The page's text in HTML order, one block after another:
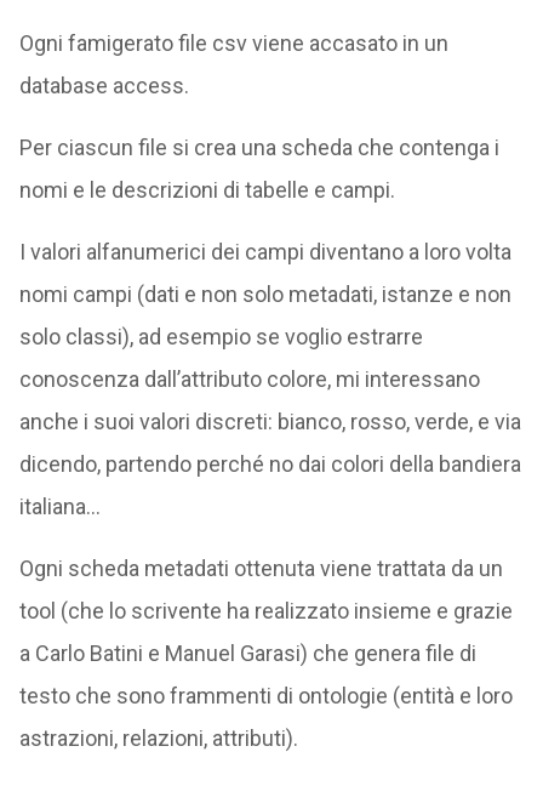
Ogni famigerato file csv viene accasato in un
database access.
Per ciascun file si crea una scheda che contenga i
nomi e le descrizioni di tabelle e campi.
I valori alfanumerici dei campi diventano a loro volta
nomi campi (dati e non solo metadati, istanze e non
solo classi), ad esempio se voglio estrarre
conoscenza dall’attributo colore, mi interessano
anche i suoi valori discreti: bianco, rosso, verde, e via
dicendo, partendo perché no dai colori della bandiera
italiana…
Ogni scheda metadati ottenuta viene trattata da un
tool (che lo scrivente ha realizzato insieme e grazie
a Carlo Batini e Manuel Garasi) che genera file di
testo che sono frammenti di ontologie (entità e loro
astrazioni, relazioni, attributi).